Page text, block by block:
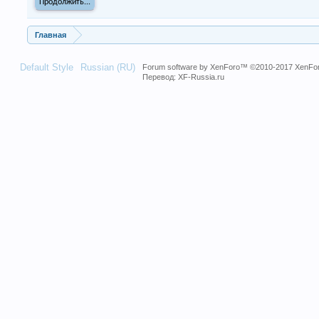
Продолжить...
Главная
Default Style Russian (RU) Forum software by XenForo™©2010-2017
Перевод:XF-Russia.ru